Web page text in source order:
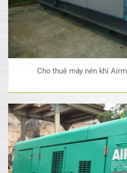
Cho thuê máy nén khí